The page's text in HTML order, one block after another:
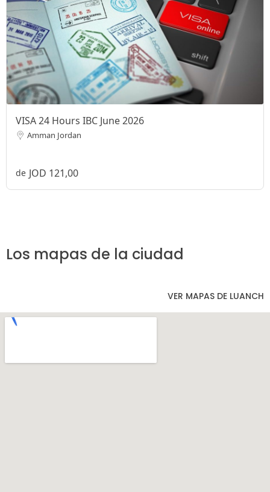
VISA 24 Hours IBC June 2026
Amman Jordan
de JOD 121,00
Los mapas de la ciudad
VER MAPAS DE LUANCH